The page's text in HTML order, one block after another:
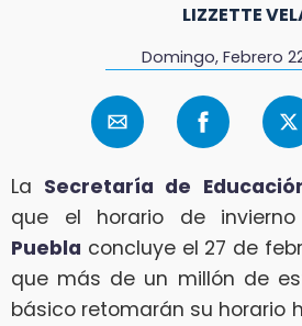
LIZZETTE
Domingo, Febrero
La Secretaría de
que el horario de
Puebla concluye el 27 de
que más de un millón de
básico retomarán su horario